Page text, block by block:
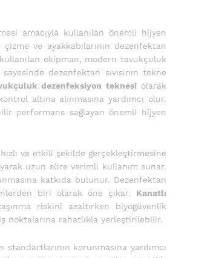
amacıyla kullanılan önemli hijyen
ve ayakkabılarının dezenfektan
ekipman, modern tavukçuluk
dezenfektan sıvısının tekne
dezenfeksiyon teknesi olarak
altına alınmasına yardımcı olur.
performans sağlayan önemli hijyen
ve etkili şekilde gerçekleştirmesine
uzun süre verimli kullanım sunar.
katkıda bulunur. Dezenfektan
biri olarak öne çıkar. Kanatlı
riskini azaltırken biyogüvenlik
noktalarına rahatlıkla yerleştirilebilir.
korunmasına yardımcı